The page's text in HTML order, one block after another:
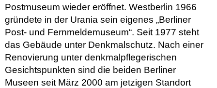
Postmuseum wieder eröffnet. Westberlin 1966
gründete in der Urania sein eigenes „Berliner
Post- und Fernmeldemuseum“. Seit 1977 steht
das Gebäude unter Denkmalschutz. Nach einer
Renovierung unter denkmalpflegerischen
Gesichtspunkten sind die beiden Berliner
Museen seit März 2000 am jetzigen Standort